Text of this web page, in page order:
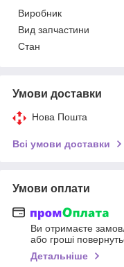
Виробник
Вид запчастини
Стан
Умови доставки
Нова Пошта
Всі умови доставки
Умови оплати
Ви отримаєте
або гроші
Детальніше